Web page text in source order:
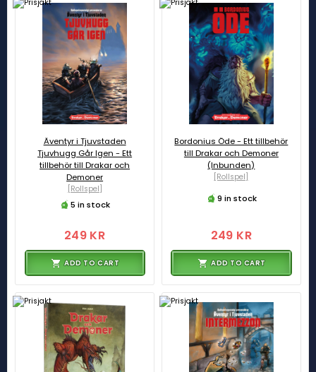
Äventyr i Tjuvstaden
Tjuvhugg Går Igen - Ett
tillbehör till Drakar och
Demoner
[Rollspel]
5 in stock
249 KR
ADD TO CART
Bordonius Öde - Ett tillbehör
till Drakar och Demoner
(Inbunden)
[Rollspel]
9 in stock
249 KR
ADD TO CART